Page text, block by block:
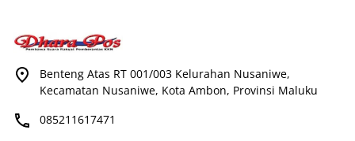
Benteng Atas RT 001/003 Kelurahan Nusaniwe,
Kecamatan Nusaniwe, Kota Ambon, Provinsi Maluku
085211617471